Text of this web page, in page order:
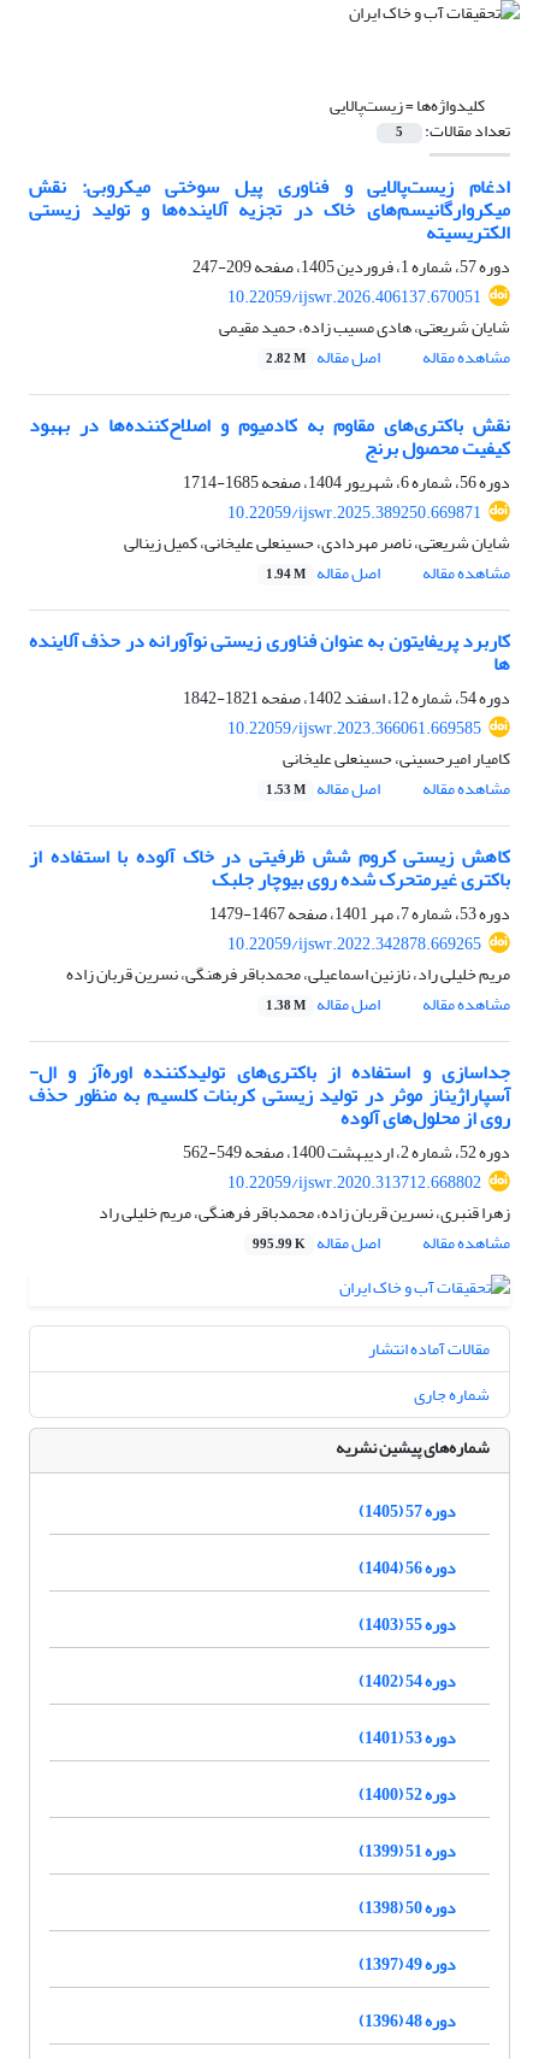
کلیدواژه‌ها =زیست‌پالایی
تعداد مقالات: 5
ادغام زیست‌پالایی و فناوری پیل سوختی میکروبی: نقش
میکروارگانیسم‌های خاک در تجزیه آلاینده‌ها و تولید زیستی
الکتریسیته
دوره 57، شماره 1، فروردین 1405، صفحه
209-247
10.22059/ijswr.2026.406137.670051
شایان شریعتی، هادی مسیب زاده، حمید مقیمی
مشاهده مقاله
اصل مقاله 2.82 M
نقش باکتری‌های مقاوم به کادمیوم و اصلاح‌کننده‌ها در بهبود
کیفیت محصول برنج
دوره 56، شماره 6، شهریور 1404، صفحه
1685-1714
10.22059/ijswr.2025.389250.669871
شایان شریعتی، ناصر مهردادی، حسینعلی علیخانی، کمیل زینالی
مشاهده مقاله
اصل مقاله 1.94 M
کاربرد پریفایتون به عنوان فناوری زیستی نوآورانه در حذف آلاینده
ها
دوره 54، شماره 12، اسفند 1402، صفحه
1821-1842
10.22059/ijswr.2023.366061.669585
کامیار امیرحسینی، حسینعلی علیخانی
مشاهده مقاله
اصل مقاله 1.53 M
کاهش زیستی کروم شش ظرفیتی در خاک آلوده با استفاده از
باکتری غیرمتحرک شده روی بیوچار جلبک
دوره 53، شماره 7، مهر 1401، صفحه
1467-1479
10.22059/ijswr.2022.342878.669265
مریم خلیلی راد، نازنین اسماعیلی، محمدباقر فرهنگی، نسرین قربان زاده
مشاهده مقاله
اصل مقاله 1.38 M
جداسازی و استفاده از باکتری‌های تولیدکننده اوره‌آز و ال-
آسپاراژیناز موثر در تولید زیستی کربنات کلسیم به منظور حذف
روی از محلول‌های آلوده
دوره 52، شماره 2، اردیبهشت 1400، صفحه
549-562
10.22059/ijswr.2020.313712.668802
زهرا قنبری، نسرین قربان زاده، محمدباقر فرهنگی، مریم خلیلی راد
مشاهده مقاله
اصل مقاله 995.99 K
مقالات آماده انتشار
شماره جاری
شماره‌های پیشین نشریه
دوره 57 (1405)
دوره 56 (1404)
دوره 55 (1403)
دوره 54 (1402)
دوره 53 (1401)
دوره 52 (1400)
دوره 51 (1399)
دوره 50 (1398)
دوره 49 (1397)
دوره 48 (1396)